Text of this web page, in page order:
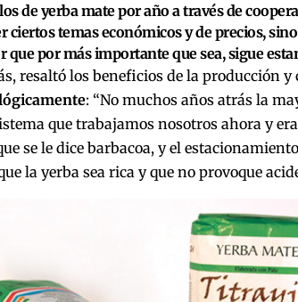
de yerba mate por año a través de
ciertos temas económicos y de precios,
que por más importante que sea, sigue
resaltó los beneficios de la producción y
: “No muchos años atrás la
que trabajamos nosotros ahora y
se le dice barbacoa, y el
la yerba sea rica y que no provoque